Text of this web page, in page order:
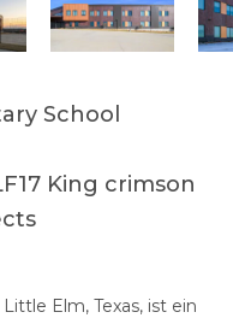
School
King crimson
Elm, Texas, ist ein